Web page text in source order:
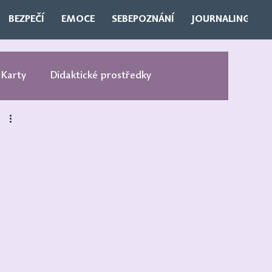
BEZPEČÍ EMOCE SEBEPOZNÁNÍ JOURNALING
Karty Didaktické prostředky